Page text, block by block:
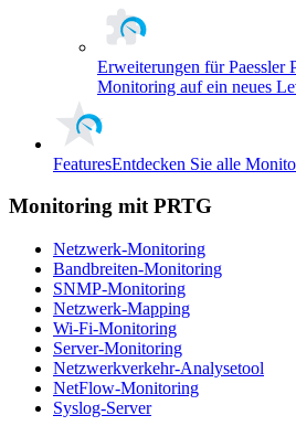
Erweiterungen für Paessler
Monitoring auf ein neues
FeaturesEntdecken Sie alle
Monitoring mit PRTG
Netzwerk-Monitoring
Bandbreiten-Monitoring
SNMP-Monitoring
Netzwerk-Mapping
Wi-Fi-Monitoring
Server-Monitoring
Netzwerkverkehr-Analysetool
NetFlow-Monitoring
Syslog-Server